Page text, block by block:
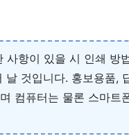
항이 있을 시 인쇄 방
것입니다. 홍보용품,
컴퓨터는 물론 스마트